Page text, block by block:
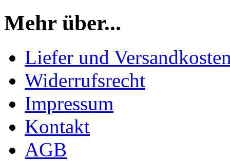
Mehr über...
Liefer und
Widerrufsrecht
Impressum
Kontakt
AGB